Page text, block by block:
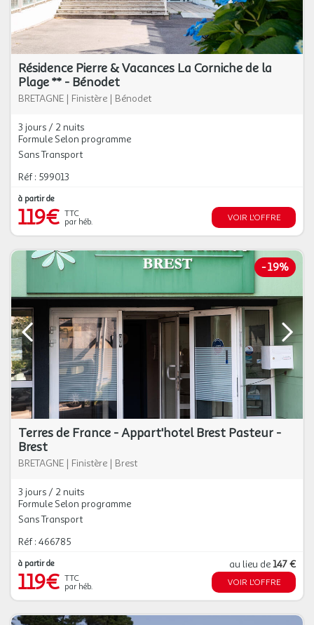
Résidence Pierre & Vacances La Corniche de la
Plage ** - Bénodet
BRETAGNE | Finistère | Bénodet
3 jours / 2 nuits
Formule Selon programme
Sans Transport
Réf : 599013
à partir de
119€ TTC
par héb.
VOIR L'OFFRE
-19%
Terres de France - Appart'hotel Brest Pasteur -
Brest
BRETAGNE | Finistère | Brest
3 jours / 2 nuits
Formule Selon programme
Sans Transport
Réf : 466785
à partir de
119€ TTC
par héb.
au lieu de147 €
VOIR L'OFFRE